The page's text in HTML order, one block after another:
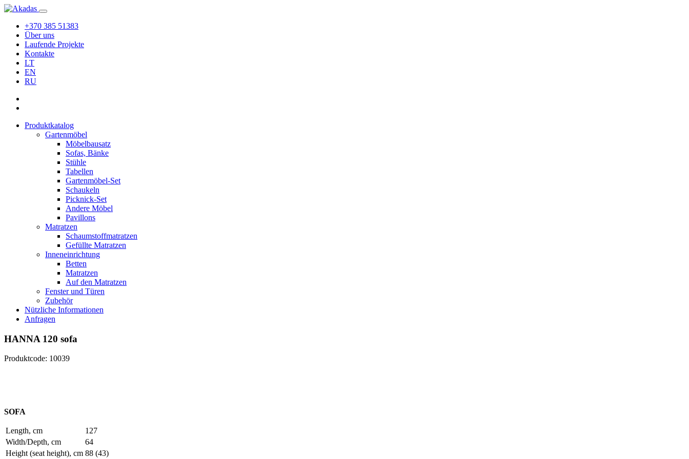
+370 385 51383
Über uns
Laufende Projekte
Kontakte
LT
EN
RU
Produktkatalog
Gartenmöbel
Möbelbausatz
Sofas, Bänke
Stühle
Tabellen
Gartenmöbel-Set
Schaukeln
Picknick-Set
Andere Möbel
Pavillons
Matratzen
Schaumstoffmatratzen
Gefüllte Matratzen
Inneneinrichtung
Betten
Matratzen
Auf den Matratzen
Fenster und Türen
Zubehör
Nützliche Informationen
Anfragen
HANNA 120 sofa
Produktcode: 10039
SOFA
Length, cm
127
Width/Depth, cm
64
Height (seat height), cm 88 (43)